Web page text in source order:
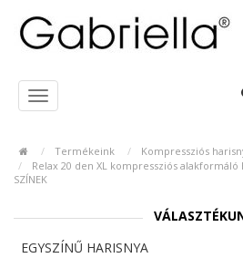
Termékeink
Kompressziós
Relax 20 den XL kompressziós alakformáló
SZÍNEK
EGYSZÍNŰ HARISNYA